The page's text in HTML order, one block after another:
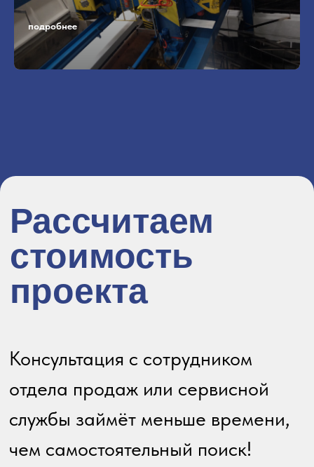
подробнее
Я принимаю условияПолитики
соглашения, а также даю согласие на
обработку персональных данных на
условияхПолитики конфиденциальности
обработки персональных данных